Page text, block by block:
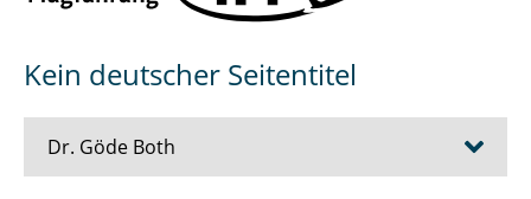
Kein deutscher Seitentitel
Dr. Göde Both